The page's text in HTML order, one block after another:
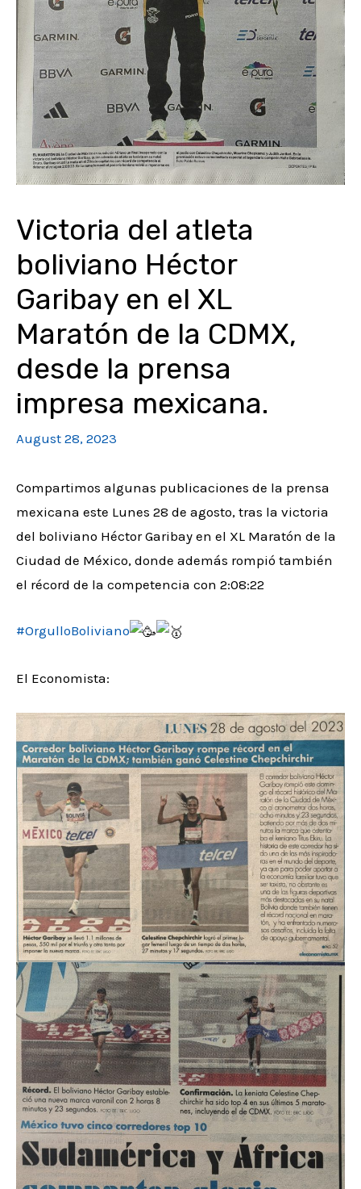
Victoria del atleta
boliviano Héctor
Garibay en el XL
Maratón de la CDMX,
desde la prensa
impresa mexicana.
August 28, 2023
Compartimos algunas publicaciones de la prensa
mexicana este Lunes 28 de agosto, tras la victoria
del boliviano Héctor Garibay en el XL Maratón de la
Ciudad de México, donde además rompió también
el récord de la competencia con 2:08:22
#OrgulloBoliviano
El Economista: